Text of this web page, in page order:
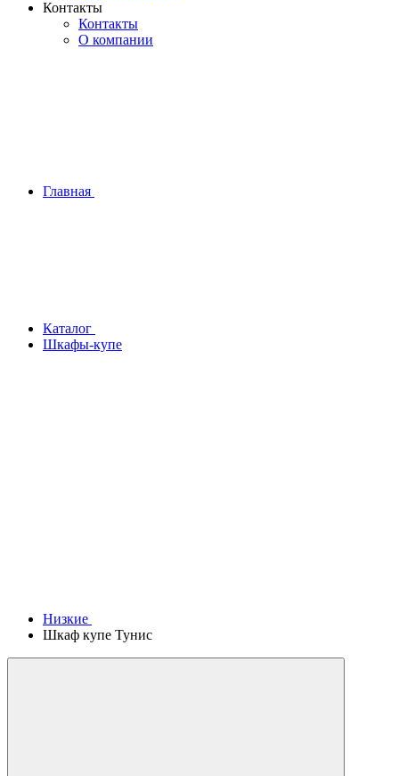
Контакты
Контакты
О компании
Главная
Каталог
Шкафы-купе
Низкие
Шкаф купе Тунис